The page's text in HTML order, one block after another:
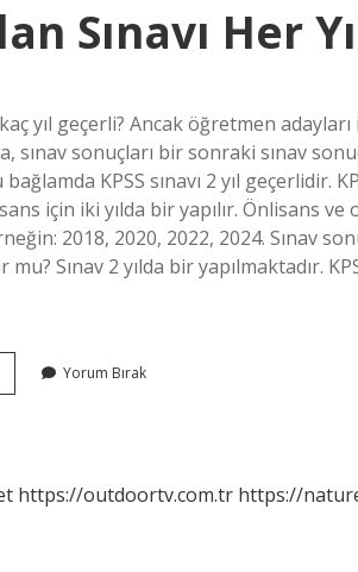
Sınavı Her
kaç yıl geçerli? Ancak öğretmen
sınav sonuçları bir sonraki sınav
KPSS sınavı 2 yıl geçerlidir.
için iki yılda bir yapılır. Önlisans ve
2018, 2020, 2022, 2024. Sınav
mu? Sınav 2 yılda bir yapılmaktadır.
Yorum Bırak
https://outdoortv.com.tr https://